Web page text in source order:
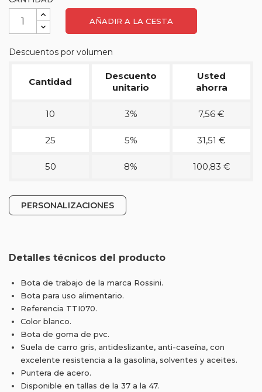
AÑADIR A LA CESTA
Descuentos por volumen
Cantidad
Descuento
unitario
Usted
ahorra
10 3% 7,56 €
25 5% 31,51 €
50 8% 100,83 €
PERSONALIZACIONES
Detalles técnicos del producto
Bota de trabajo de la marca Rossini.
Bota para uso alimentario.
Referencia TTI070.
Color blanco.
Bota de goma de pvc.
Suela de carro gris, antideslizante, anti-caseína, con
excelente resistencia a la gasolina, solventes y aceites.
Puntera de acero.
Disponible en tallas de la 37 a la 47.